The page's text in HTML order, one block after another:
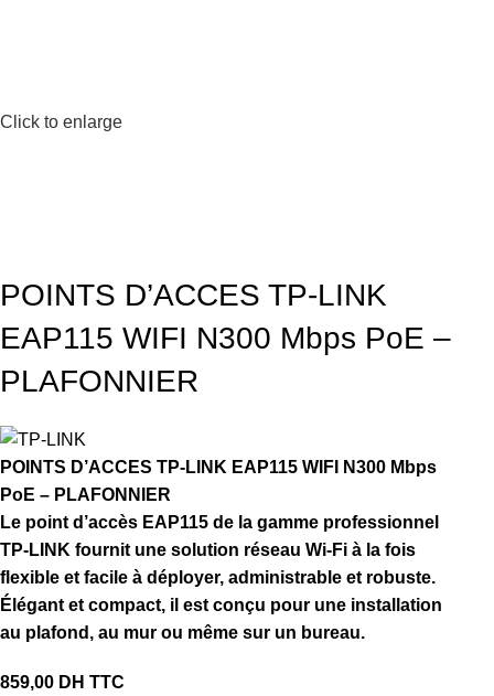
Click to enlarge
POINTS D’ACCES TP-LINK
EAP115 WIFI N300 Mbps PoE –
PLAFONNIER
POINTS D’ACCES TP-LINK EAP115 WIFI N300 Mbps
PoE – PLAFONNIER
Le point d’accès EAP115 de la gamme professionnel
TP-LINK fournit une solution réseau Wi-Fi à la fois
flexible et facile à déployer, administrable et robuste.
Élégant et compact, il est conçu pour une installation
au plafond, au mur ou même sur un bureau.
859,00 DH TTC